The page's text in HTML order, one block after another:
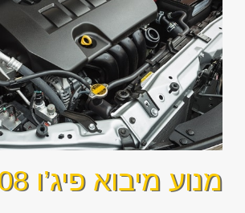
מנוע מיבוא פיג’ו 3008